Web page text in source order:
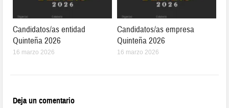
Candidatos/as entidad
Quinteña 2026
16 marzo 2026
Candidatos/as empresa
Quinteña 2026
16 marzo 2026
Deja un comentario